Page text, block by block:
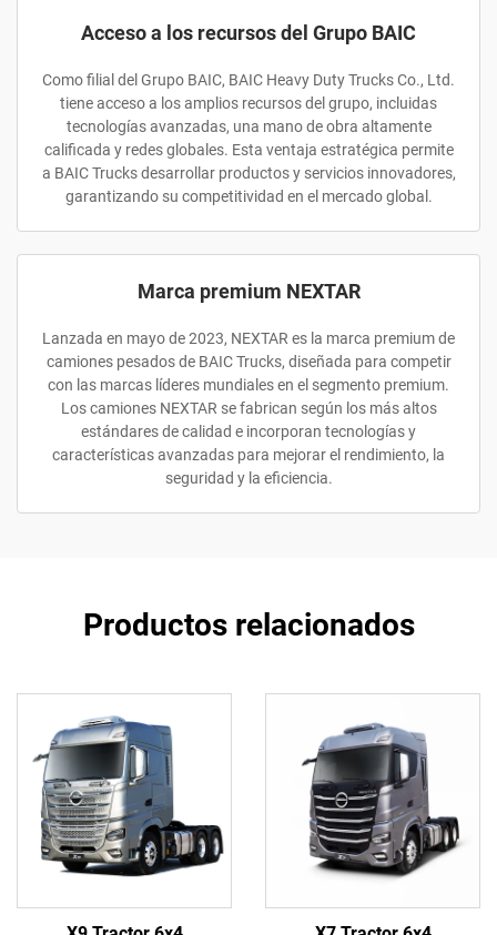
Acceso a los recursos del Grupo BAIC
Como filial del Grupo BAIC, BAIC Heavy Duty Trucks Co., Ltd.
tiene acceso a los amplios recursos del grupo, incluidas
tecnologías avanzadas, una mano de obra altamente
calificada y redes globales. Esta ventaja estratégica permite
a BAIC Trucks desarrollar productos y servicios innovadores,
garantizando su competitividad en el mercado global.
Marca premium NEXTAR
Lanzada en mayo de 2023, NEXTAR es la marca premium de
camiones pesados de BAIC Trucks, diseñada para competir
con las marcas líderes mundiales en el segmento premium.
Los camiones NEXTAR se fabrican según los más altos
estándares de calidad e incorporan tecnologías y
características avanzadas para mejorar el rendimiento, la
seguridad y la eficiencia.
Productos relacionados